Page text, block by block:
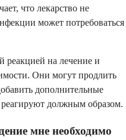
что лекарство не
может потребоваться
реакцией на лечение и
Они могут продлить
дополнительные
должным образом.
мне необходимо